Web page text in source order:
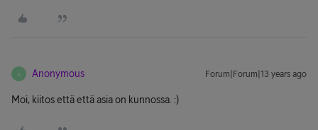
A Anonymous Forum|Forum|13 years ago
Moi, kiitos että että asia on kunnossa. :)